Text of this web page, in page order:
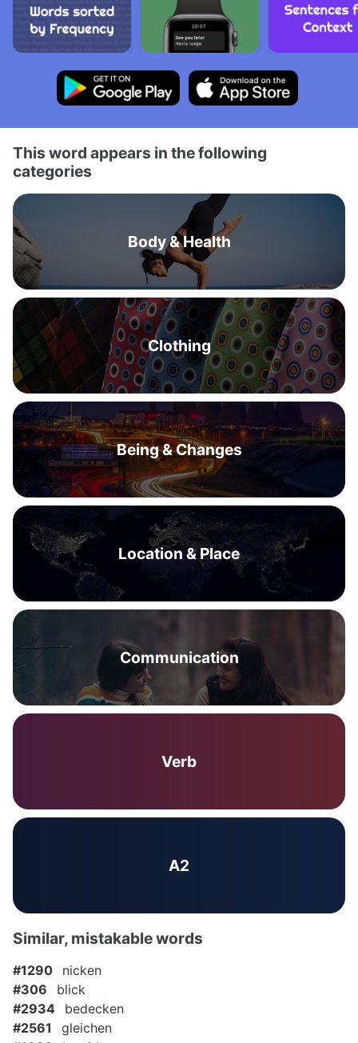
This word appears in the following
categories
Body & Health
Clothing
Being & Changes
Location & Place
Communication
Verb
A2
Similar, mistakable words
#1290
nicken
#306
blick
#2934
bedecken
#2561
gleichen